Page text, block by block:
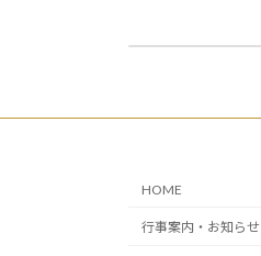
HOME
行事案内・お知らせ